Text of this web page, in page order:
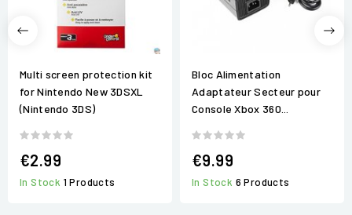
Multi screen protection kit
for Nintendo New 3DSXL
(Nintendo 3DS)
€2.99
In Stock 1 Products
Bloc Alimentation
Adaptateur Secteur pour
Console Xbox 360...
€9.99
In Stock 6 Products